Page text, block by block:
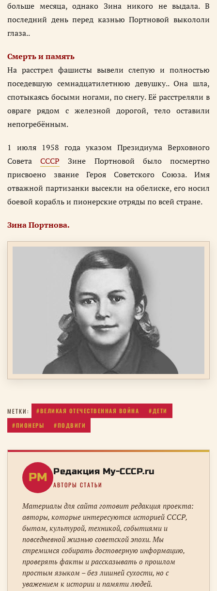
больше месяца, однако Зина никого не выдала. В
последний день перед казнью Портновой выкололи
глаза..
Смерть и память
На расстрел фашисты вывели слепую и полностью
поседевшую семнадцатилетнюю девушку.. Она шла,
спотыкаясь босыми ногами, по снегу. Её расстреляли в
овраге рядом с железной дорогой, тело оставили
непогребённым.
1 июля 1958 года указом Президиума Верховного
СоветаСССР Зине Портновой было посмертно
присвоено звание Героя Советского Союза. Имя
отважной партизанки высекли на обелиске, его носил
боевой корабль и пионерские отряды по всей стране.
Зина Портнова.
МЕТКИ: #ВЕЛИКАЯ ОТЕЧЕСТВЕННАЯ ВОЙНА
#ДЕТИ
#ПИОНЕРЫ
#ПОДВИГИ
РM Редакция My-CCCP.ru
АВТОРЫ СТАТЬИ
Материалы для сайта готовит редакция проекта:
авторы, которые интересуются историей СССР,
бытом, культурой, техникой, событиями и
повседневной жизнью советской эпохи. Мы
стремимся собирать достоверную информацию,
проверять факты и рассказывать о прошлом
простым языком – без лишней сухости, но с
уважением к истории и памяти людей.